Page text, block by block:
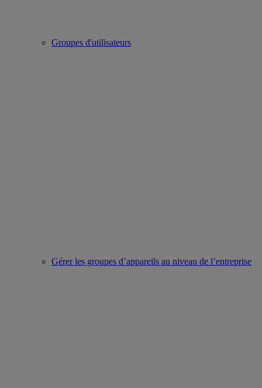
Groupes d'utilisateurs
Gérer les groupes d’appareils au niveau de l’entreprise